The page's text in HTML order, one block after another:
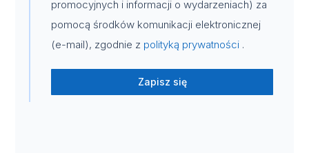
promocyjnych i informacji o wydarzeniach) za
pomocą środków komunikacji elektronicznej
(e-mail), zgodnie z polityką prywatności .
Zapisz się